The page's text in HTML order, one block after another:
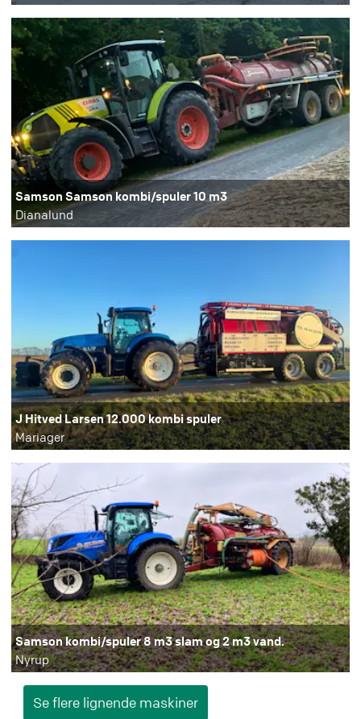
Samson Samson kombi/spuler 10 m3
Dianalund
J Hitved Larsen 12.000 kombi spuler
Mariager
Samson kombi/spuler 8 m3 slam og 2 m3 vand.
Nyrup